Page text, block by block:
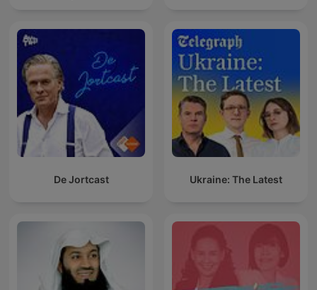
De Jortcast Ukraine: The Latest